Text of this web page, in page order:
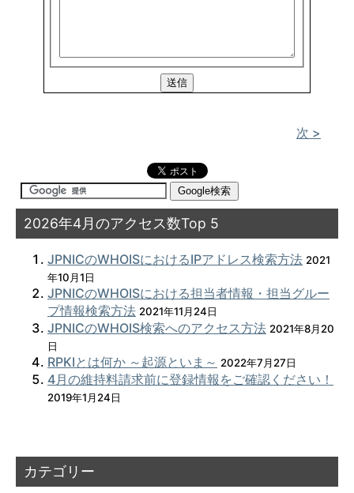
次 >
2026年4月のアクセス数Top 5
JPNICのWHOISにおけるIPアドレス検索方法 2021
年10月1日
JPNICのWHOISにおける担当者情報・担当グルー
プ情報検索方法 2021年11月24日
JPNICのWHOIS検索へのアクセス方法 2021年8月20
日
RPKIとは何か ～起源といま～ 2022年7月27日
4月の維持料請求前に登録情報をご確認ください！
2019年1月24日
カテゴリー